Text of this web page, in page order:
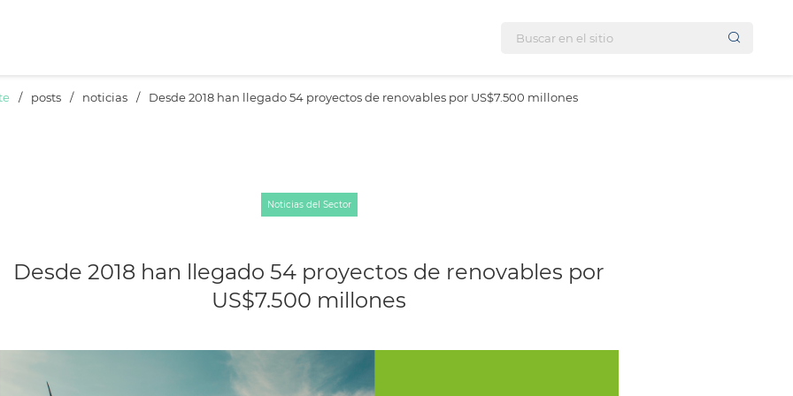
/ posts / noticias / Desde 2018 han llegado 54 proyectos de renovables por US$7.500 millones
Noticias del Sector
Desde 2018 han llegado 54 proyectos de renovables por
US$7.500 millones